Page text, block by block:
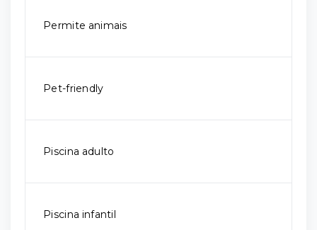
Permite animais
Pet-friendly
Piscina adulto
Piscina infantil